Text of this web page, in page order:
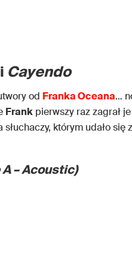
Cayendo
od Franka Oceana…
Frank pierwszy raz zagrał
którym udało
– Acoustic)